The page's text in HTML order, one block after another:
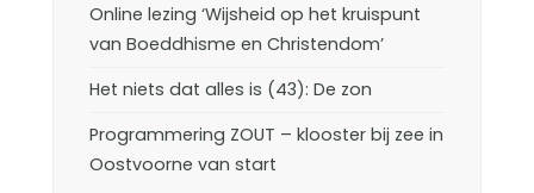
Online lezing ‘Wijsheid op het kruispunt
van Boeddhisme en Christendom’
Het niets dat alles is (43): De zon
Programmering ZOUT – klooster bij zee in
Oostvoorne van start